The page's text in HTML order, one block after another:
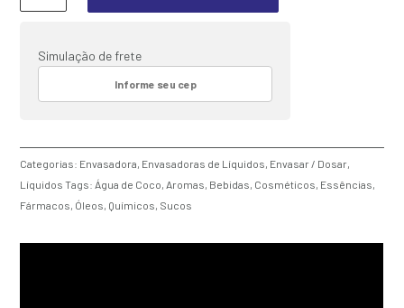
Líquidos
Bancada
EBD-
Simulação de frete
Categorias: Envasadora, Envasadoras de Líquidos, Envasar / Dosar,
Líquidos Tags: Água de Coco, Aromas, Bebidas, Cosméticos, Essências,
Fármacos, Óleos, Químicos, Sucos